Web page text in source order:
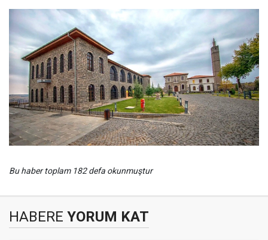
Bu haber toplam 182 defa okunmuştur
HABERE YORUM KAT